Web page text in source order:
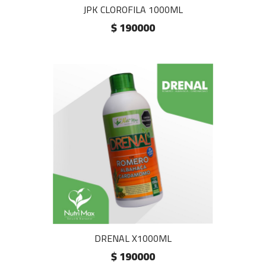
JPK CLOROFILA 1000ML
$ 190000
DRENAL X1000ML
$ 190000